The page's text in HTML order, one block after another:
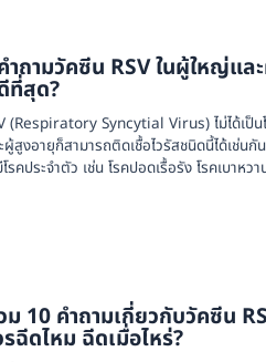
ำถามวัคซีน RSV ในผู้ใหญ่แล
ที่สุด?
(Respiratory Syncytial Virus) ไม่ได้เป็น
สูงอายุก็สามารถติดเชื้อไวรัสชนิดนี้ได้เช่นกั
คประจำตัว เช่น โรคปอดเรื้อรัง โรคเบาหว
ม 10 คำถามเกี่ยวกับวัคซีน
ฉีดไหม ฉีดเมื่อไหร่?